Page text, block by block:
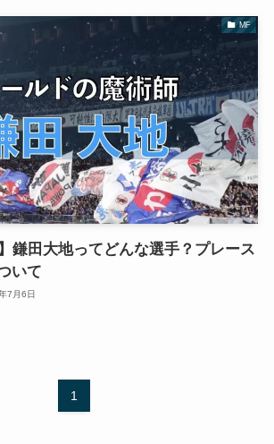
MF
鎌田大地ってどんな選手？プレース
いて
7月6日
1